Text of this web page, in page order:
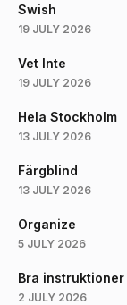
Swish
19 JULY 2026
Vet Inte
19 JULY 2026
Hela Stockholm
13 JULY 2026
Färgblind
13 JULY 2026
Organize
5 JULY 2026
Bra instruktioner
2 JULY 2026